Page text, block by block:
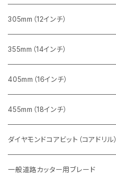
鋳鉄管切断用
ヒューム管・U字溝切断用
インターロッキング切断用
鋳鉄管切断用
ヒューム管・U字溝切断用
FRP切断用
塩ビ管・キッチンパネル切断用
大理石
インターロッキング切断用
鋳鉄管切断用
ヒューム管・U字溝切断用
レンガ切断用
インターロッキング切断用
鋳鉄管切断用
ヒューム管・U字溝切断用
ブロック切断用
レンガ切断用
インターロッキング切断用
鋳鉄管切断用
ヒューム管・U字溝切断用
コンクリート切断用
ブロック切断用
レンガ切断用
インターロッキング切断用
鋳鉄管切断用
ヒューム管・U字溝切断用
コンクリート切断用
一般道路カッター用
ブロック切断用
レンガ切断用
インターロッキング切断用
一般道路カッター用
ヒューム管・U字溝切断用
アスファルト切断用
305mm（12インチ）
みかげ石（御影石）切断用
セグメント
セグメント（特殊凹凸加工チップ
鉄筋コンクリート切断用
セグメントタイプ
コンクリート切断用
セグメント
セグメント（特殊凸凹加工チップ
ブロック切断用
セグメント
レンガ切断用
355mm（14インチ）
みかげ石（御影石）切断用
セグメント
セグメント（特殊凸凹加工チップ
鉄筋コンクリート切断用
セグメントタイプ
コンクリート切断用
セグメント
ブロック切断用
405mm（16インチ）
みかげ石（御影石）切断用
セグメントタイプ
コンクリート切断用
セグメントタイプ
鉄筋コンクリート切断用
455mm（18インチ）
道路コンクリート切断用
道路アスファルト切断用
ダイヤモンドコアビット（コアドリル）
Aロット
一般道路カッター用ブレード